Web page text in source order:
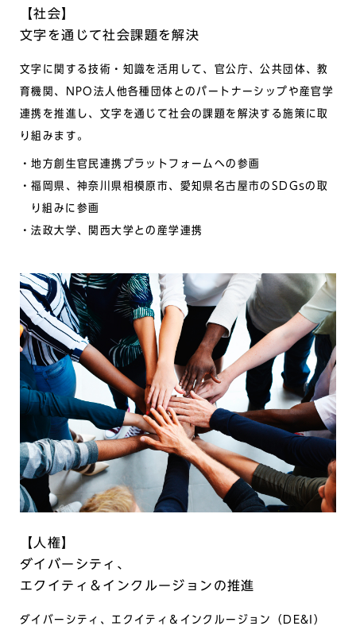
【社会】
⽂字を通じて社会課題を解決
⽂字に関する技術・知識を活⽤して、官公庁、公共団体、教
育機関、NPO法⼈他各種団体とのパートナーシップや産官学
連携を推進し、⽂字を通じて社会の課題を解決する施策に取
り組みます。
地⽅創⽣官⺠連携プラットフォームへの参画
福岡県、神奈川県相模原市、愛知県名古屋市のSDGsの取
り組みに参画
法政⼤学、関⻄⼤学との産学連携
【⼈権】
ダイバーシティ、
エクイティ＆インクルージョンの推進
ダイバーシティ、エクイティ＆インクルージョン（DE&I）